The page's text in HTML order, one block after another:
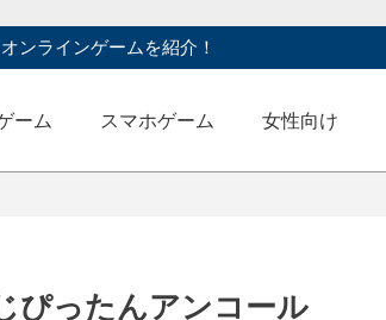
ンラインゲームを紹介！
ーム スマホゲーム 女性向け
ぴったんアンコール